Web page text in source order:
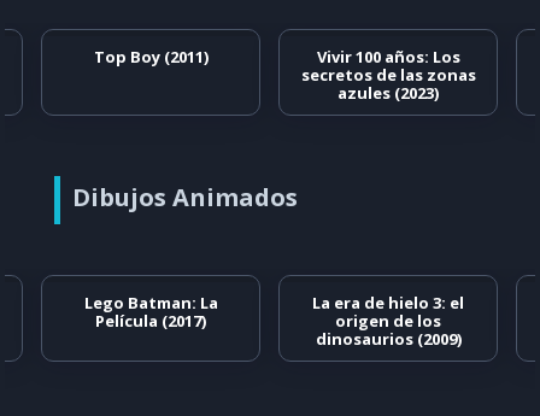
Top Boy (2011)
Vivir 100 años: Los
secretos de las zonas
azules (2023)
Dibujos Animados
Lego Batman: La
Película (2017)
La era de hielo 3: el
origen de los
dinosaurios (2009)